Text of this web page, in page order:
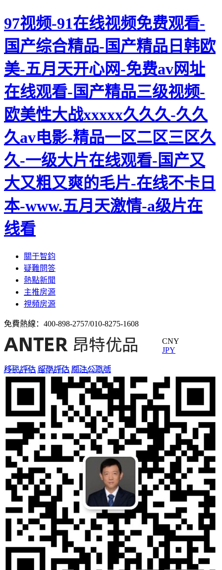
97视频-91在线视频免费观看-
国产综合精品-国产精品日韩欧
美-五月天开心网-免费av网址
在线观看-国产精品三级视频-
欧美性大战xxxxx久久久-久久
久av电影-精品一区二区三区久
久-一级大片在线观看-国产又
大又粗又爽的毛片-在线不卡日
本-www.五月天激情-a级片在
线看
關于智鈞
疑難問答
熱點新聞
主推房源
視頻房源
免費熱線： 400-898-2757/010-8275-1608
CNY
JPY
移民評估 留學評估 關注公眾號